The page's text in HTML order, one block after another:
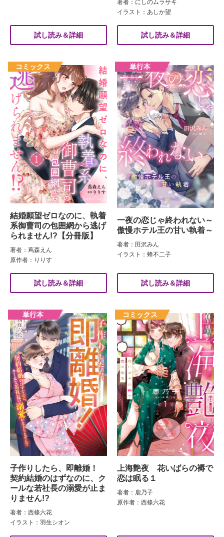
試し読み＆詳細
著者：にしのムラサキ
イラスト：あしか望
試し読み＆詳細
結婚願望ゼロなのに、執着
系御曹司の包囲網から逃げ
られません!?【分冊版】
著者：蔦森えん
原作者：りりす
試し読み＆詳細
一夜の恋じゃ終われない～
傲慢ホテル王の甘い執着～
著者：田沢みん
イラスト：蜂不二子
試し読み＆詳細
子作りしたら、即離婚！
契約結婚のはずなのに、ク
ールな若社長の溺愛が止ま
りません!?
著者：西條六花
イラスト：羽生シオン
上海艶夜 花いばらの褥で
恋は眠る１
著者：鹿乃子
原作者：西條六花